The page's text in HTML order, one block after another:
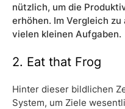
nützlich, um die
erhöhen. Im Vergleich
vielen kleinen Aufgaben.
2. Eat that Frog
Hinter dieser bildlichen
System, um Ziele